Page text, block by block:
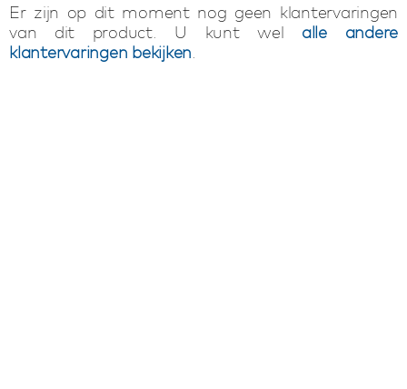
Er zijn op dit moment nog geen klantervaringen
van dit product. U kunt wel alle andere
klantervaringen bekijken.